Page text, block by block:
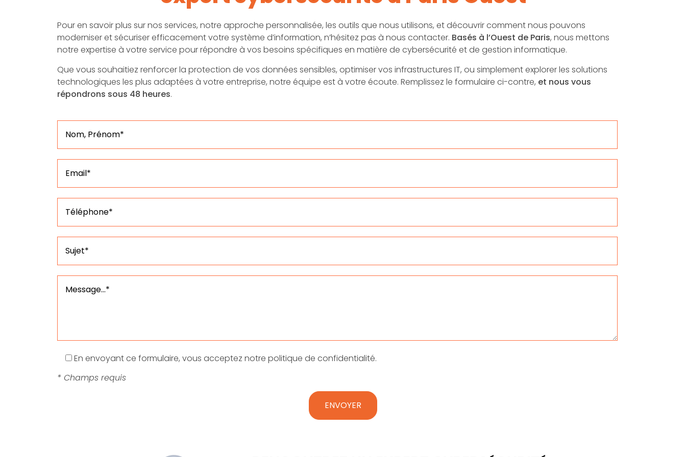
Pour en savoir plus sur nos services, notre approche personnalisée, les outils que nous utilisons, et découvrir comment nous pouvons
moderniser et sécuriser efficacement votre système d’information, n’hésitez pas à nous contacter. Basés à l’Ouest de Paris, nous mettons
notre expertise à votre service pour répondre à vos besoins spécifiques en matière de cybersécurité et de gestion informatique.
Que vous souhaitiez renforcer la protection de vos données sensibles, optimiser vos infrastructures IT, ou simplement explorer les solutions
technologiques les plus adaptées à votre entreprise, notre équipe est à votre écoute. Remplissez le formulaire ci-contre, et nous vous
répondrons sous 48 heures.
En envoyant ce formulaire, vous acceptez notre politique de confidentialité.
* Champs requis